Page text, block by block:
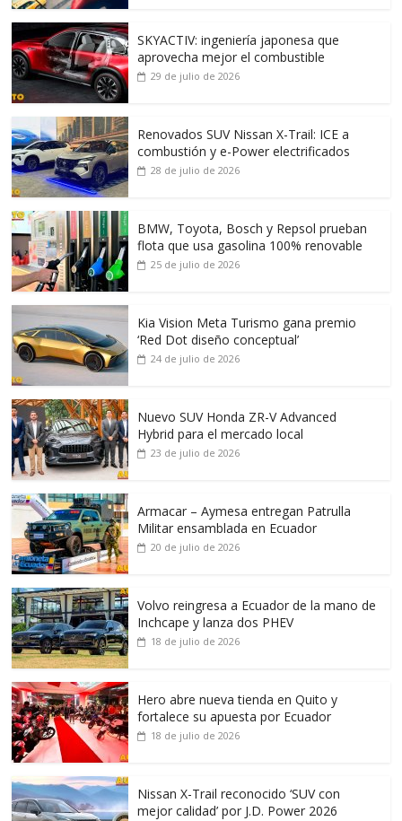
SKYACTIV: ingeniería japonesa que
aprovecha mejor el combustible
29 de julio de 2026
Renovados SUV Nissan X-Trail: ICE a
combustión y e-Power electrificados
28 de julio de 2026
BMW, Toyota, Bosch y Repsol prueban
flota que usa gasolina 100% renovable
25 de julio de 2026
Kia Vision Meta Turismo gana premio
‘Red Dot diseño conceptual’
24 de julio de 2026
Nuevo SUV Honda ZR-V Advanced
Hybrid para el mercado local
23 de julio de 2026
Armacar – Aymesa entregan Patrulla
Militar ensamblada en Ecuador
20 de julio de 2026
Volvo reingresa a Ecuador de la mano de
Inchcape y lanza dos PHEV
18 de julio de 2026
Hero abre nueva tienda en Quito y
fortalece su apuesta por Ecuador
18 de julio de 2026
Nissan X-Trail reconocido ‘SUV con
mejor calidad’ por J.D. Power 2026